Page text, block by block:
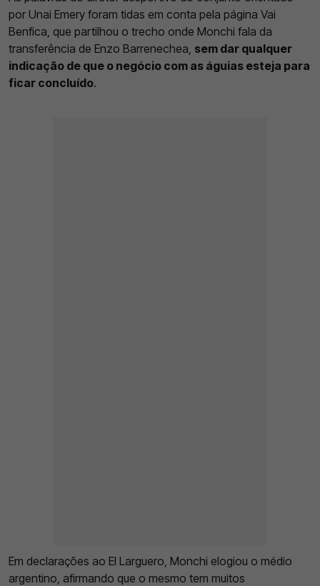
por Unai Emery foram tidas em conta pela página Vai
Benfica, que partilhou o trecho onde Monchi fala da
transferência de Enzo Barrenechea, sem dar qualquer
indicação de que o negócio com as águias esteja para
ficar concluído.
Em declarações ao El Larguero, Monchi elogiou o médio
argentino, afirmando que o mesmo tem muitos